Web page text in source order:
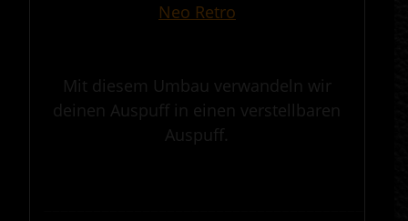
Neo Retro
Mit diesem Umbau verwandeln wir
deinen Auspuff in einen verstellbaren
Auspuff.